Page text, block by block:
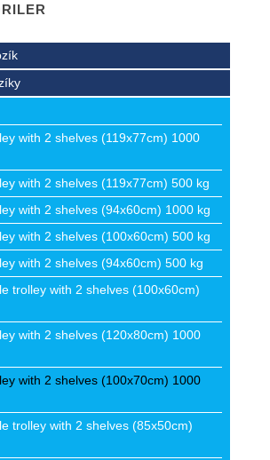
with 2 shelves (119x77cm) 1000
with 2 shelves (119x77cm) 500 kg
with 2 shelves (94x60cm) 1000 kg
with 2 shelves (100x60cm) 500 kg
with 2 shelves (94x60cm) 500 kg
trolley with 2 shelves (100x60cm)
with 2 shelves (120x80cm) 1000
with 2 shelves (100x70cm) 1000
trolley with 2 shelves (85x50cm)